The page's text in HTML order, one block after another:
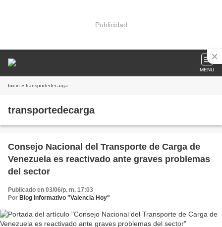
Publicidad
MENU
Inicio » transportedecarga
transportedecarga
Consejo Nacional del Transporte de Carga de
Venezuela es reactivado ante graves problemas
del sector
Publicado en 03/06/p. m. 17:03
Por Blog Informativo "Valencia Hoy"